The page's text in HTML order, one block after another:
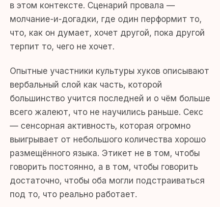
в этом контексте. Сценарий провала —
молчание-и-догадки, где один перформит то,
что, как он думает, хочет другой, пока другой
терпит то, чего не хочет.
Опытные участники культуры хуков описывают
вербальный слой как часть, которой
большинство учится последней и о чём больше
всего жалеют, что не научились раньше. Секс
— сенсорная активность, которая огромно
выигрывает от небольшого количества хорошо
размещённого языка. Этикет не в том, чтобы
говорить постоянно, а в том, чтобы говорить
достаточно, чтобы оба могли подстраиваться
под то, что реально работает.